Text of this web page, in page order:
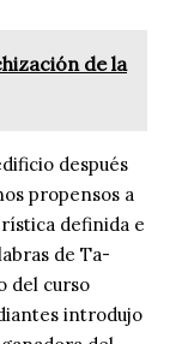
de la
después
propensos a
definida e
de Ta-
del curso
introdujo